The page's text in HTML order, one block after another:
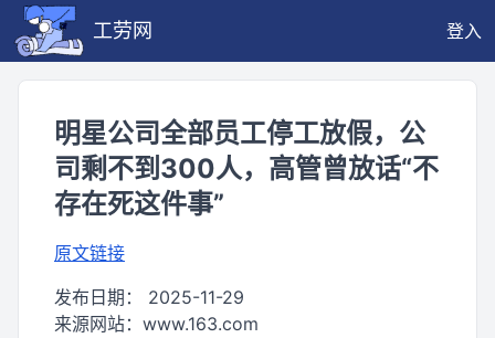
工劳网 登入
明星公司全部员工停工放假，公
司剩不到300人，高管曾放话“不
存在死这件事”
原文链接
发布日期： 2025-11-29
来源网站： www.163.com